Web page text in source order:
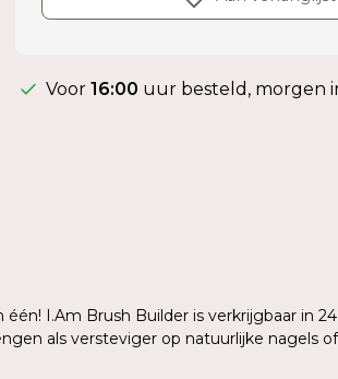
Voor 16:00 uur besteld, morgen
I.Am Brush Builder is verkrijgbaar in
als versteviger op natuurlijke nagels